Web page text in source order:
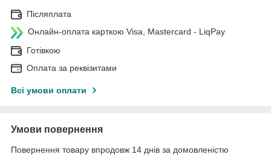
Післяплата
Онлайн-оплата карткою Visa, Mastercard - LiqPay
Готівкою
Оплата за реквізитами
Всі умови оплати
Умови повернення
Повернення товару впродовж 14 днів за домовленістю